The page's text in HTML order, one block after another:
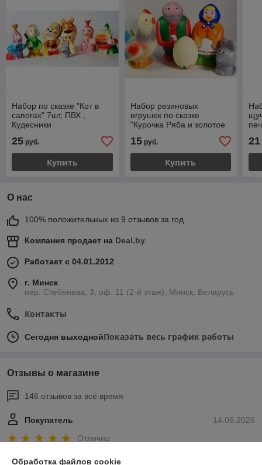
Набор по сказке "Кот в
сапогах" 7шт, ПВХ ,
Кудесники
25 руб.
Купить
Набор резиновых
игрушек по сказке
"Курочка Ряба и золотое
15руб.
Купить
21
О нас
100% положительных из 9 отзывов за год
Компания продает на Deal.by
Работает с 04.01.2012
г. Минск
пер. Стебенева, 3, оф. 11 (2-й этаж), Минск, Беларусь
Контакты
Сегодня выходнойПоказать весь график работы
Отзывы о магазине
146 отзывов за всё время
14.06.2026
Покупатель
Отлично
Сделка подтверждена через корзину
Обработка файлов cookie